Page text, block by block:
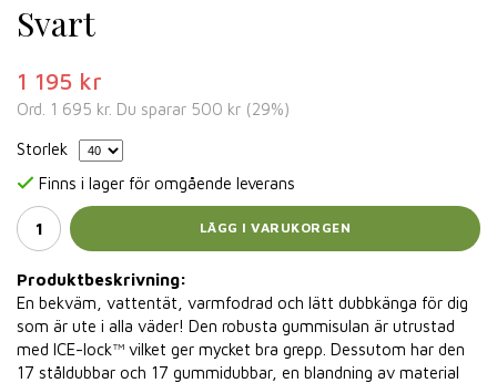
Svart
1 195 kr
Ord. 1 695 kr. Du sparar 500 kr (29%)
Storlek
Finns i lager för omgående leverans
LÄGG I VARUKORGEN
Produktbeskrivning:
En bekväm, vattentät, varmfodrad och lätt dubbkänga för dig
som är ute i alla väder! Den robusta gummisulan är utrustad
med ICE-lock™ vilket ger mycket bra grepp. Dessutom har den
17 ståldubbar och 17 gummidubbar, en blandning av material